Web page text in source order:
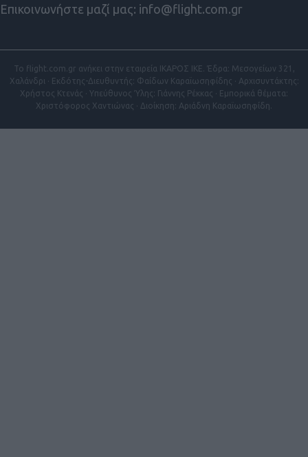
Επικοινωνήστε μαζί μας: info@flight.com.gr
Το flight.com.gr ανήκει στην εταιρεία ΙΚΑΡΟΣ ΙΚΕ. Έδρα: Μεσογείων 321,
Χαλάνδρι · Εκδότης-Διευθυντής: Φαίδων Καραϊωσηφίδης · Αρχισυντάκτης:
Χρήστος Κτενάς · Υπεύθυνος Ύλης: Γιάννης Ρέκκας · Εμπορικά θέματα:
Χριστόφορος Χαντιώνας · Διοίκηση: Αριάδνη Καραϊωσηφίδη.